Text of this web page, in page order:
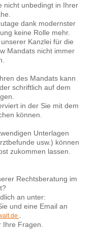
nicht unbedingt in Ihrer
dank modernster
keine Rolle mehr.
Kanzlei für die
Mandats nicht immer
des Mandats kann
schriftlich auf dem
in der Sie mit dem
können.
Unterlagen
usw.) können
zukommen lassen.
Rechtsberatung im
an unter:
und eine Email an
.
Fragen.